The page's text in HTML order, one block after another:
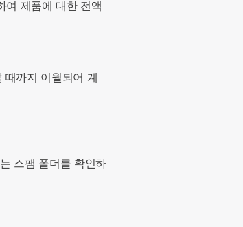
여 제품에 대한 전액
까지 이월되어 계
스팸 폴더를 확인하